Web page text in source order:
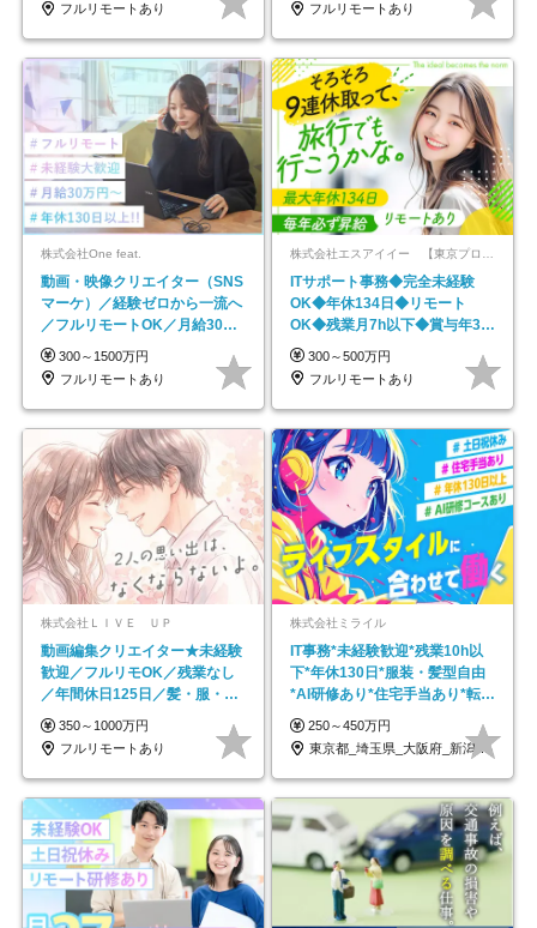
フルリモートあり
フルリモートあり
株式会社One feat.
動画・映像クリエイター（SNS
マーケ）／経験ゼロから一流へ
／フルリモートOK／月給30万
円～／年休130日以上
300～1500万円
フルリモートあり
ITサポート事務◆完全未経験
OK◆年休134日◆リモート
OK◆残業月7h以下◆賞与年3回
◆5年目まで必ず昇給
300～500万円
フルリモートあり
株式会社ＬＩＶＥ ＵＰ
動画編集クリエイター★未経験
歓迎／フルリモOK／残業なし
／年間休日125日／髪・服・ネ
イル自由／研修充実で安心
350～1000万円
フルリモートあり
株式会社ミライル
IT事務*未経験歓迎*残業10h以
下*年休130日*服装・髪型自由
*AI研修あり*住宅手当あり*転勤
なし
250～450万円
東京都_埼玉県_大阪府_新潟県_福岡県